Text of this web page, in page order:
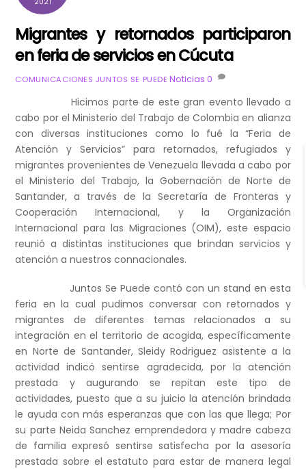
Migrantes y retornados participaron
en feria de servicios en Cúcuta
COMUNICACIONES JUNTOS SE PUEDE Noticias 0
Hicimos parte de este gran evento llevado a
cabo por el Ministerio del Trabajo de Colombia en alianza
con diversas instituciones como lo fué la “Feria de
Atención y Servicios” para retornados, refugiados y
migrantes provenientes de Venezuela llevada a cabo por
el Ministerio del Trabajo, la Gobernación de Norte de
Santander, a través de la Secretaría de Fronteras y
Cooperación Internacional, y la Organización
Internacional para las Migraciones (OIM), este espacio
reunió a distintas instituciones que brindan servicios y
atención a nuestros connacionales.
Juntos Se Puede contó con un stand en esta
feria en la cual pudimos conversar con retornados y
migrantes de diferentes temas relacionados a su
integración en el territorio de acogida, específicamente
en Norte de Santander, Sleidy Rodriguez asistente a la
actividad indicó sentirse agradecida, por la atención
prestada y augurando se repitan este tipo de
actividades, puesto que a su juicio la atención brindada
le ayuda con más esperanzas que con las que llega; Por
su parte Neida Sanchez emprendedora y madre cabeza
de familia expresó sentirse satisfecha por la asesoría
prestada sobre el estatuto para estar de manera legal